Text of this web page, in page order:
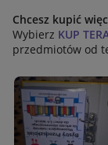
Chcesz kupić
Wybierz KUP
przedmiotów od